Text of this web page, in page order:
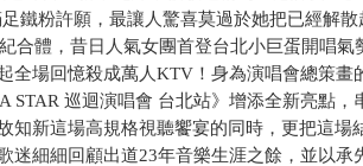
鐵粉許願，最讓人驚喜莫過於她把已經解散
合體，昔日人氣女團首登台北小巨蛋開唱氣
全場回憶殺成萬人KTV！身為演唱會總策畫
STAR 巡迴演唱會 台北站》增添全新亮點，
知新這場高規格視聽饗宴的同時，更把這場
迷細細回顧出道23年音樂生涯之餘，並以承